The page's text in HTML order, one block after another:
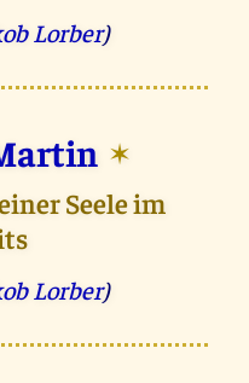
Lorber)
✶
Seele im
Lorber)